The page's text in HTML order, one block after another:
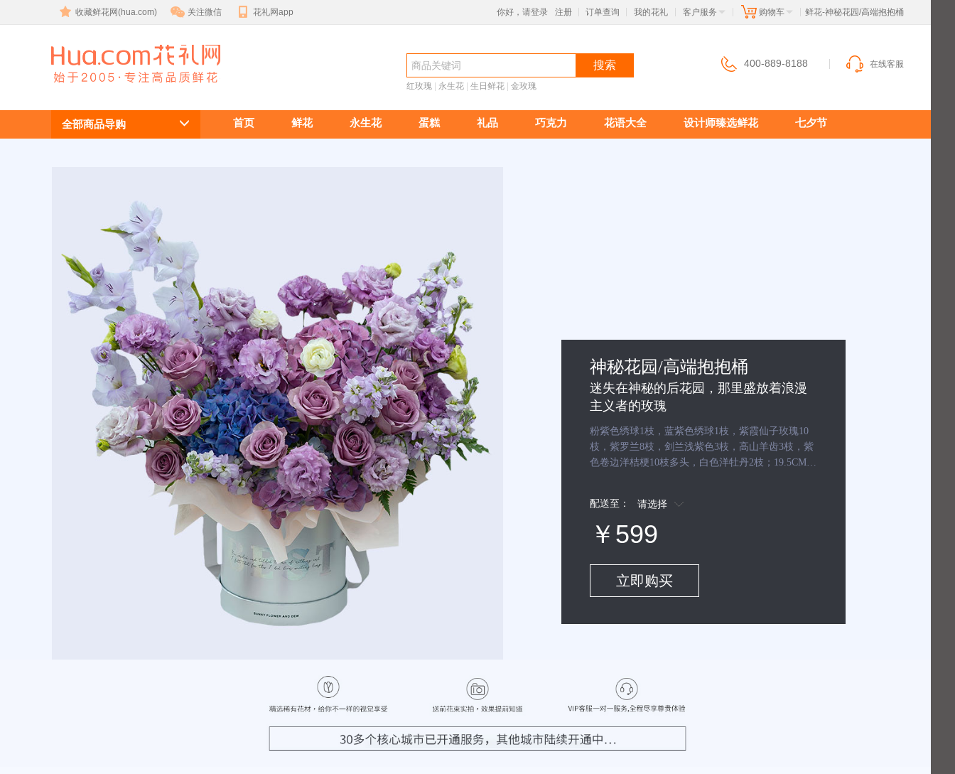
收藏鲜花网(hua.com) 关注微信 花礼网app 你好，请登录 注册 订单查询 我的花礼 客户服务 购物车 鲜花-神秘花园/高端抱抱桶
搜索
红玫瑰 永生花 生日鲜花 金玫瑰
400-889-8188 在线客服
全部商品导购 首页 鲜花 永生花 蛋糕 礼品 巧克力 花语大全 设计师臻选鲜花 七夕节
神秘花园/高端抱抱桶
迷失在神秘的后花园，那里盛放着浪漫
主义者的玫瑰
粉紫色绣球1枝，蓝紫色绣球1枝，紫霞仙子玫瑰10
枝，紫罗兰8枝，剑兰浅紫色3枝，高山羊齿3枝，紫
色卷边洋桔梗10枝多头，白色洋牡丹2枝；19.5CM大
配送至： 请选择
599
立即购买